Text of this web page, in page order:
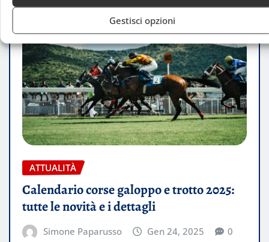
Gestisci opzioni
ATTUALITÀ
Calendario corse galoppo e trotto 2025:
tutte le novità e i dettagli
Simone Paparusso Gen 24, 2025 0